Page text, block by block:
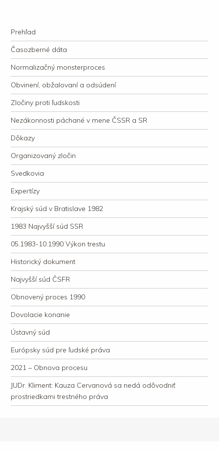
justície
Navigation
Skip to content
Prehľad
Časozberné dáta
Normalizačný monsterproces
Obvinení, obžalovaní a odsúdení
Zločiny proti ľudskosti
Nezákonnosti páchané v mene ČSSR a SR
Dôkazy
Organizovaný zločin
Svedkovia
Expertízy
Krajský súd v Bratislave 1982
1983 Najvyšší súd SSR
05.1983-10.1990 Výkon trestu
Historický dokument
Najvyšší súd ČSFR
Obnovený proces 1990
Dovolacie konanie
Ústavný súd
Európsky súd pre ľudské práva
2021 – Obnova procesu
JUDr. Kliment: Kauza Cervanová sa nedá odôvodniť
prostriedkami trestného práva